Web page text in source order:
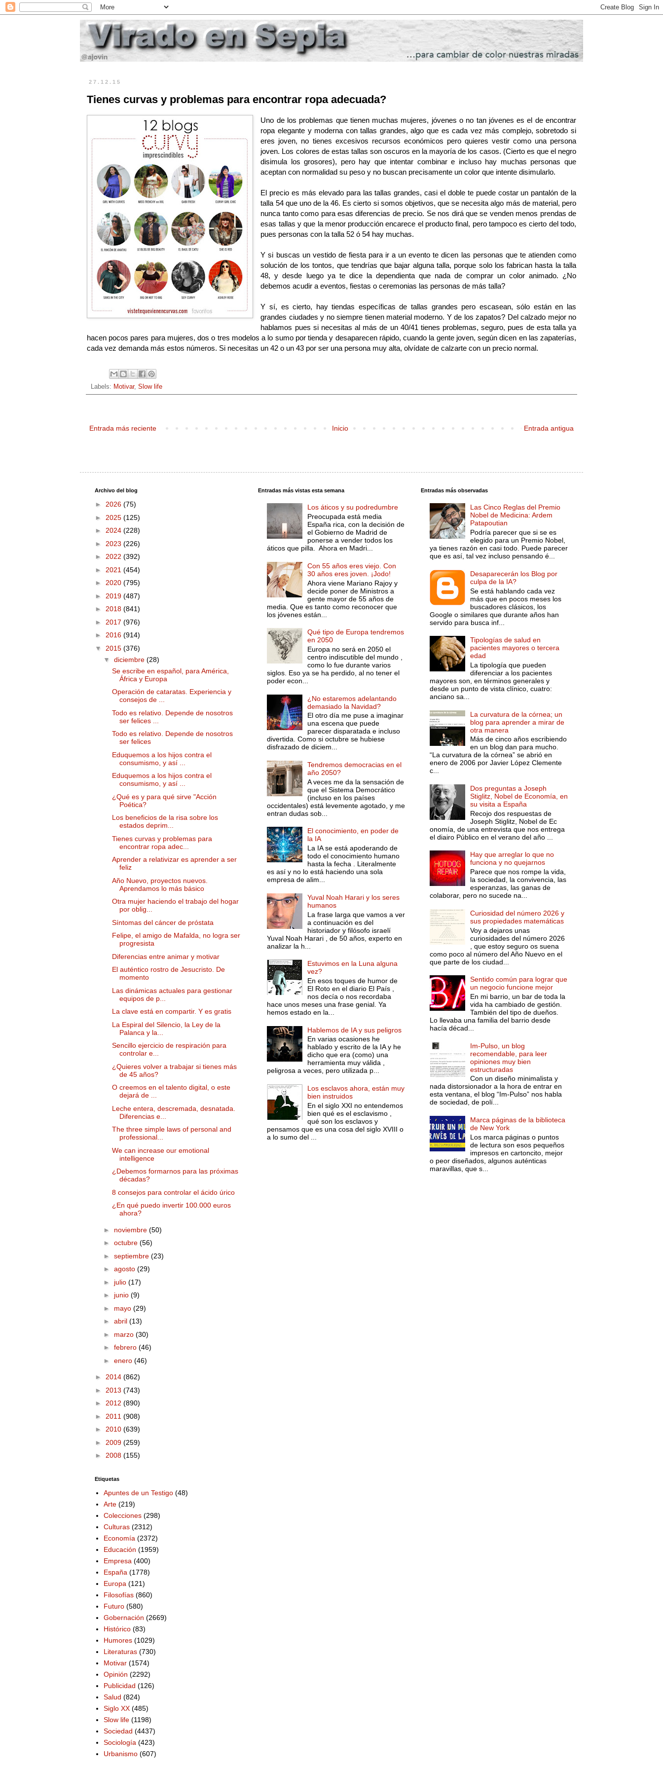
27.12.15
Tienes curvas y problemas para encontrar ropa adecuada?
Uno de los problemas que tienen muchas mujeres, jóvenes o no tan jóvenes es el de encontrar
ropa elegante y moderna con tallas grandes, algo que es cada vez más complejo, sobretodo si
eres joven, no tienes excesivos recursos económicos pero quieres vestir como una persona
joven. Los colores de estas tallas son oscuros en la mayoría de los casos. (Cierto es que el negro
disimula los grosores), pero hay que intentar combinar e incluso hay muchas personas que
aceptan con normalidad su peso y no buscan precisamente un color que intente disimularlo.
El precio es más elevado para las tallas grandes, casi el doble te puede costar un pantalón de la
talla 54 que uno de la 46. Es cierto si somos objetivos, que se necesita algo más de material, pero
nunca tanto como para esas diferencias de precio. Se nos dirá que se venden menos prendas de
esas tallas y que la menor producción encarece el producto final, pero tampoco es cierto del todo,
pues personas con la talla 52 ó 54 hay muchas.
Y si buscas un vestido de fiesta para ir a un evento te dicen las personas que te atienden como
solución de los tontos, que tendrías que bajar alguna talla, porque solo los fabrican hasta la talla
48, y desde luego ya te dice la dependienta que nada de comprar un color animado. ¿No
debemos acudir a eventos, fiestas o ceremonias las personas de más talla?
Y sí, es cierto, hay tiendas específicas de tallas grandes pero escasean, sólo están en las
grandes ciudades y no siempre tienen material moderno. Y de los zapatos? Del calzado mejor no
hablamos pues si necesitas al más de un 40/41 tienes problemas, seguro, pues de esta talla ya
hacen pocos pares para mujeres, dos o tres modelos a lo sumo por tienda y desaparecen rápido, cuando la gente joven, según dicen en las zapaterías,
cada vez demanda más estos números. Si necesitas un 42 o un 43 por ser una persona muy alta, olvídate de calzarte con un precio normal.
Labels: Motivar, Slow life
Entrada más reciente Entrada antigua
Inicio
Archivo del blog
► 2026 (75)
► 2025 (125)
► 2024 (228)
► 2023 (226)
► 2022 (392)
► 2021 (454)
► 2020 (795)
► 2019 (487)
► 2018 (841)
► 2017 (976)
► 2016 (914)
▼ 2015 (376)
▼ diciembre (28)
Se escribe en español, para América,
África y Europa
Operación de cataratas. Experiencia y
consejos de ...
Todo es relativo. Depende de nosotros
ser felices ...
Todo es relativo. Depende de nosotros
ser felices
Eduquemos a los hijos contra el
consumismo, y así ...
Eduquemos a los hijos contra el
consumismo, y así ...
¿Qué es y para qué sirve "Acción
Poética?
Los beneficios de la risa sobre los
estados deprim...
Tienes curvas y problemas para
encontrar ropa adec...
Aprender a relativizar es aprender a ser
feliz
Año Nuevo, proyectos nuevos.
Aprendamos lo más básico
Otra mujer haciendo el trabajo del hogar
por oblig...
Síntomas del cáncer de próstata
Felipe, el amigo de Mafalda, no logra ser
progresista
Diferencias entre animar y motivar
El auténtico rostro de Jesucristo. De
momento
Las dinámicas actuales para gestionar
equipos de p...
La clave está en compartir. Y es gratis
La Espiral del Silencio, la Ley de la
Palanca y la...
Sencillo ejercicio de respiración para
controlar e...
¿Quieres volver a trabajar si tienes más
de 45 años?
O creemos en el talento digital, o este
dejará de ...
Leche entera, descremada, desnatada.
Diferencias e...
The three simple laws of personal and
professional...
We can increase our emotional
intelligence
¿Debemos formarnos para las próximas
décadas?
8 consejos para controlar el ácido úrico
¿En qué puedo invertir 100.000 euros
ahora?
► noviembre (50)
► octubre (56)
► septiembre (23)
► agosto (29)
► julio (17)
► junio (9)
► mayo (29)
► abril (13)
► marzo (30)
► febrero (46)
► enero (46)
► 2014 (862)
► 2013 (743)
► 2012 (890)
► 2011 (908)
► 2010 (639)
► 2009 (259)
► 2008 (155)
Etiquetas
Apuntes de un Testigo (48)
Arte (219)
Colecciones (298)
Culturas (2312)
Economía (2372)
Educación (1959)
Empresa (400)
España (1778)
Europa (121)
Filosofías (860)
Futuro (580)
Gobernación (2669)
Histórico (83)
Humores (1029)
Literaturas (730)
Motivar (1574)
Opinión (2292)
Publicidad (126)
Salud (824)
Siglo XX (485)
Slow life (1198)
Sociedad (4437)
Sociología (423)
Urbanismo (607)
Entradas más vistas esta semana
Los áticos y su podredumbre
Preocupada está media
España rica, con la decisión de
el Gobierno de Madrid de
ponerse a vender todos los
áticos que pilla. Ahora en Madri...
Con 55 años eres viejo. Con
30 años eres joven. ¡Jodo!
Ahora viene Mariano Rajoy y
decide poner de Ministros a
gente mayor de 55 años de
media. Que es tanto como reconocer que
los jóvenes están...
Qué tipo de Europa tendremos
en 2050
Europa no será en 2050 el
centro indiscutible del mundo ,
como lo fue durante varios
siglos. Eso ya se ha perdido, al no tener el
poder econ...
¿No estaremos adelantando
demasiado la Navidad?
El otro día me puse a imaginar
una escena que puede
parecer disparatada e incluso
divertida. Como si octubre se hubiese
disfrazado de diciem...
Tendremos democracias en el
año 2050?
A veces me da la sensación de
que el Sistema Democrático
(incluso en los países
occidentales) está levemente agotado, y me
entran dudas sob...
El conocimiento, en poder de
la IA
La IA se está apoderando de
todo el conocimiento humano
hasta la fecha . Literalmente
es así y no lo está haciendo una sola
empresa de alim...
Yuval Noah Harari y los seres
humanos
La frase larga que vamos a ver
a continuación es del
historiador y filósofo israelí
Yuval Noah Harari , de 50 años, experto en
analizar la h...
Estuvimos en la Luna alguna
vez?
En esos toques de humor de
El Roto en el diario El País ,
nos decía o nos recordaba
hace unos meses una frase genial. Ya
hemos estado en la...
Hablemos de IA y sus peligros
En varias ocasiones he
hablado y escrito de la IA y he
dicho que era (como) una
herramienta muy válida ,
peligrosa a veces, pero utilizada p...
Los esclavos ahora, están muy
bien instruidos
En el siglo XXI no entendemos
bien qué es el esclavismo ,
qué son los esclavos y
pensamos que es una cosa del siglo XVIII o
a lo sumo del ...
Entradas más observadas
Las Cinco Reglas del Premio
Nobel de Medicina: Ardem
Patapoutian
Podría parecer que si se es
elegido para un Premio Nobel,
ya tienes razón en casi todo. Puede parecer
que es así, tal vez incluso pensando é...
Desaparecerán los Blog por
culpa de la IA?
Se está hablando cada vez
más que en pocos meses los
buscadores clásicos, los
Google o similares que durante años han
servido para busca inf...
Tipologías de salud en
pacientes mayores o tercera
edad
La tipología que pueden
diferenciar a los pacientes
mayores son, en términos generales y
desde un punto de vista clínico, cuatro:
anciano sa...
La curvatura de la córnea; un
blog para aprender a mirar de
otra manera
Más de cinco años escribiendo
en un blog dan para mucho.
“La curvatura de la córnea” se abrió en
enero de 2006 por Javier López Clemente
c...
Dos preguntas a Joseph
Stiglitz, Nobel de Economía, en
su visita a España
Recojo dos respuestas de
Joseph Stiglitz, Nobel de Ec
onomía, de una entrevista que nos entrega
el diairo Público en el verano del año ...
Hay que arreglar lo que no
funciona y no quejarnos
Parece que nos rompe la vida,
la sociedad, la convivencia, las
esperanzas, las ganas de
colaborar, pero no sucede na...
Curiosidad del número 2026 y
sus propiedades matemáticas
Voy a dejaros unas
curiosidades del número 2026
, que estoy seguro os suena
como poco al número del Año Nuevo en el
que parte de los ciudad...
Sentido común para lograr que
un negocio funcione mejor
En mi barrio, un bar de toda la
vida ha cambiado de gestión.
También del tipo de dueños.
Lo llevaba una familia del barrio desde
hacía décad...
Im-Pulso, un blog
recomendable, para leer
opiniones muy bien
estructuradas
Con un diseño minimalista y
nada distorsionador a la hora de entrar en
esta ventana, el blog “Im-Pulso” nos habla
de sociedad, de polí...
Marca páginas de la biblioteca
de New York
Los marca páginas o puntos
de lectura son esos pequeños
impresos en cartoncito, mejor
o peor diseñados, algunos auténticas
maravillas, que s...